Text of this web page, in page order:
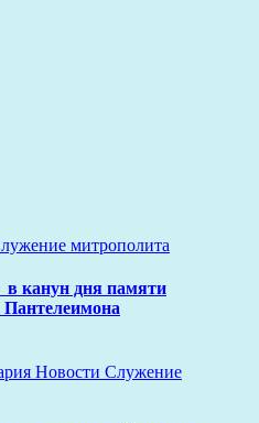
митрополита
в канун дня памяти
Пантелеимона
Новости Служение